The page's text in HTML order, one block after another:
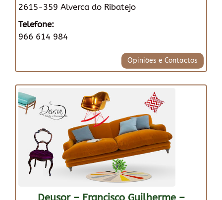
2615-359 Alverca do Ribatejo
Telefone:
966 614 984
Opiniões e Contactos
Deusor – Francisco Guilherme –